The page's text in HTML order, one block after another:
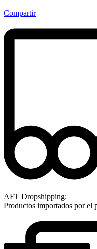
Compartir
AFT Dropshipping:
Productos importados por